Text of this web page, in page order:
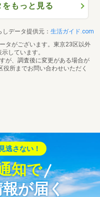
もっと見る
しデータ提供元： 生活ガイド.com
タがございます。東京23区以外
しています。
が、調査後に変更がある場合が
所までお問い合わせいただく
逃さない！
知で
が届く